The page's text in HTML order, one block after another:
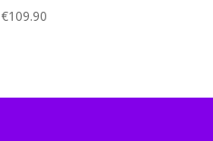
€109.90